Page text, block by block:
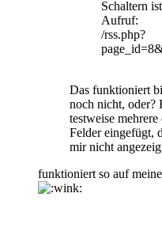
Schaltern
Aufruf:
/rss.php?
Das funktioniert
noch nicht, oder?
testweise mehrere
Felder eingefügt,
mir nicht
funktioniert so auf